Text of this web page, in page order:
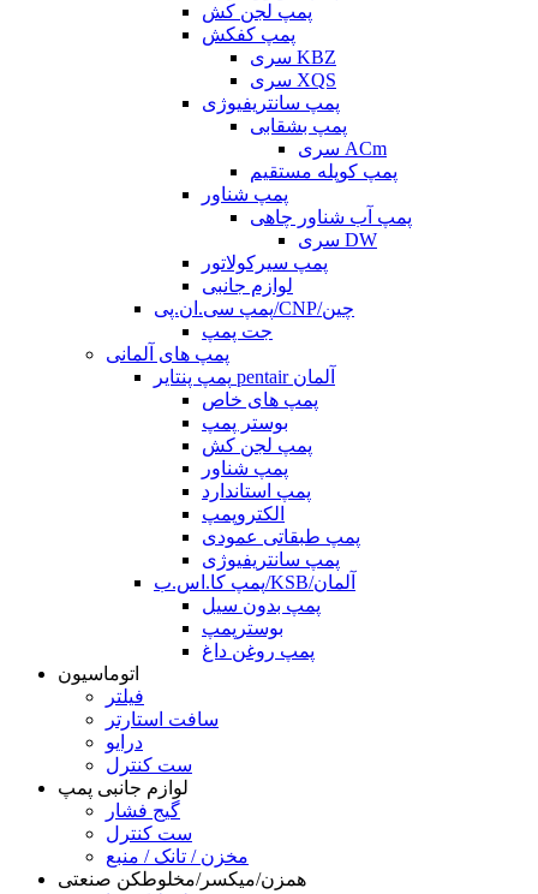
پمپ لجن کش
پمپ کفکش
سری KBZ
سری XQS
پمپ سانتریفیوژی
پمپ بشقابی
سری ACm
پمپ کوپله مستقیم
پمپ شناور
پمپ آب شناور چاهی
سری DW
پمپ سیرکولاتور
لوازم جانبی
پمپ سی.ان.پی/CNP/چین
جت پمپ
پمپ های آلمانی
پمپ پنتایر pentair آلمان
پمپ های خاص
بوستر پمپ
پمپ لجن کش
پمپ شناور
پمپ استاندارد
الکتروپمپ
پمپ طبقاتی عمودی
پمپ سانتریفیوژی
پمپ کا.اس.ب/KSB/آلمان
پمپ بدون سیل
بوسترپمپ
پمپ روغن داغ
اتوماسیون
فیلتر
سافت استارتر
درایو
ست کنترل
لوازم جانبی پمپ
گیج فشار
ست کنترل
مخزن / تانک / منبع
همزن/میکسر/مخلوطکن صنعتی